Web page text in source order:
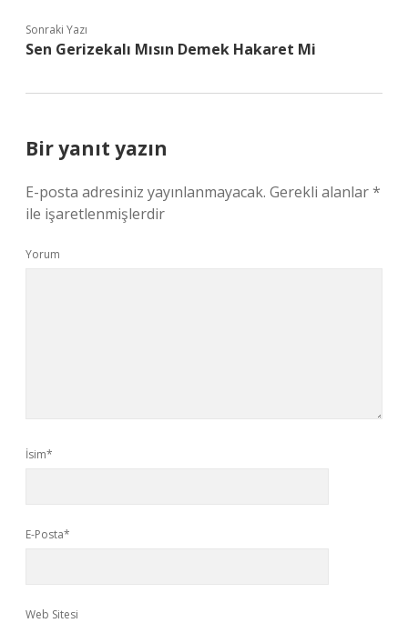
Sonraki Yazı
Sen Gerizekalı Mısın Demek Hakaret Mi
Bir yanıt yazın
E-posta adresiniz yayınlanmayacak. Gerekli alanlar*
ile işaretlenmişlerdir
Yorum
İsim*
E-Posta*
Web Sitesi